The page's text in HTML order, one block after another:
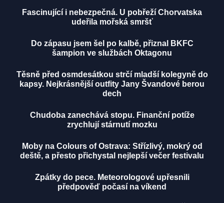
Fascinující i nebezpečná. U pobřeží Chorvatska
udeřila mořská smršť
Do zápasu jsem šel po kalbě, přiznal BKFC
šampion ve službách Oktagonu
Těsně před osmdesátkou strčí mladší kolegyně do
kapsy. Nejkrásnější outfity Jany Švandové berou
dech
Chudoba zanechává stopu. Finanční potíže
zrychlují stárnutí mozku
Moby na Colours of Ostrava: Střízlivý, mokrý od
deště, a přesto přichystal nejlepší večer festivalu
Zpátky do pece. Meteorologové upřesnili
předpověď počasí na víkend